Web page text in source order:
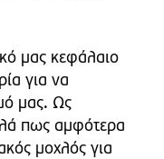
μας κεφάλαιο
για να
μας. Ως
πως αμφότερα
μοχλός για